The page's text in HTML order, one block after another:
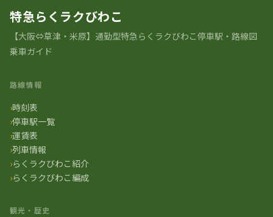
特急らくラクびわこ
【大阪⇔草津・米原】通勤型特急らくラクびわこ停車駅・路線図
乗車ガイド
路線情報
時刻表
停車駅一覧
運賃表
列車情報
らくラクびわこ紹介
らくラクびわこ編成
観光・歴史